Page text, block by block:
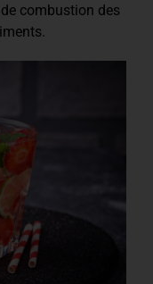
combustion des